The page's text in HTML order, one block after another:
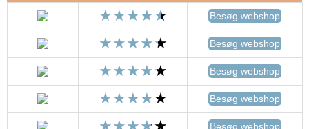
Besøg webshop
Besøg webshop
Besøg webshop
Besøg webshop
Besøg webshop